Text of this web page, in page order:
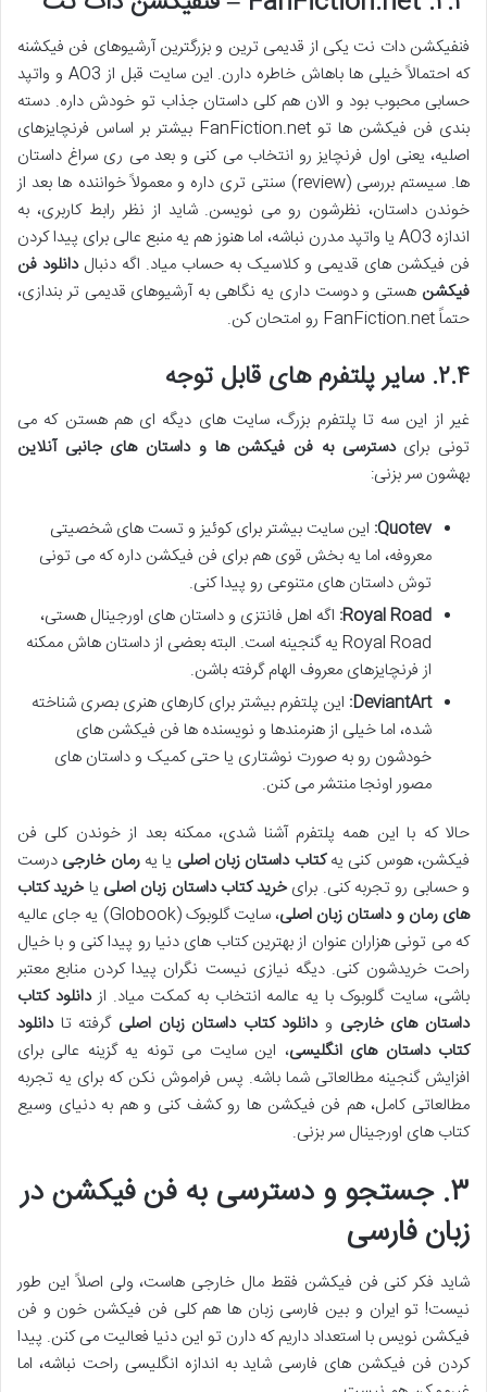
فنفیکشن دات نت یکی از قدیمی ترین و بزرگترین آرشیوهای فن فیکشنه
که احتمالاً خیلی ها باهاش خاطره دارن. این سایت قبل از AO3 و واتپد
حسابی محبوب بود و الان هم کلی داستان جذاب تو خودش داره. دسته
بندی فن فیکشن ها تو FanFiction.net بیشتر بر اساس فرنچایزهای
اصلیه، یعنی اول فرنچایز رو انتخاب می کنی و بعد می ری سراغ داستان
ها. سیستم بررسی (review) سنتی تری داره و معمولاً خواننده ها بعد از
خوندن داستان، نظرشون رو می نویسن. شاید از نظر رابط کاربری، به
اندازه AO3 یا واتپد مدرن نباشه، اما هنوز هم یه منبع عالی برای پیدا کردن
فن فیکشن های قدیمی و کلاسیک به حساب میاد. اگه دنبالدانلود فن
فیکشن هستی و دوست داری یه نگاهی به آرشیوهای قدیمی تر بندازی،
حتماً FanFiction.net رو امتحان کن.
۲.۴. سایر پلتفرم های قابل توجه
غیر از این سه تا پلتفرم بزرگ، سایت های دیگه ای هم هستن که می
تونی برایدسترسی به فن فیکشن ها و داستان های جانبی آنلاین
بهشون سر بزنی:
Quotev: این سایت بیشتر برای کوئیز و تست های شخصیتی
معروفه، اما یه بخش قوی هم برای فن فیکشن داره که می تونی
توش داستان های متنوعی رو پیدا کنی.
Royal Road: اگه اهل فانتزی و داستان های اورجینال هستی،
Royal Road یه گنجینه است. البته بعضی از داستان هاش ممکنه
از فرنچایزهای معروف الهام گرفته باشن.
DeviantArt: این پلتفرم بیشتر برای کارهای هنری بصری شناخته
شده، اما خیلی از هنرمندها و نویسنده ها فن فیکشن های
خودشون رو به صورت نوشتاری یا حتی کمیک و داستان های
مصور اونجا منتشر می کنن.
حالا که با این همه پلتفرم آشنا شدی، ممکنه بعد از خوندن کلی فن
فیکشن، هوس کنی یهکتاب داستان زبان اصلی یا یهرمان خارجی درست
و حسابی رو تجربه کنی. برایخرید کتاب داستان زبان اصلی یاخرید کتاب
های رمان و داستان زبان اصلی
، سایت گلوبوک (Globook) یه جای عالیه
که می تونی هزاران عنوان از بهترین کتاب های دنیا رو پیدا کنی و با خیال
راحت خریدشون کنی. دیگه نیازی نیست نگران پیدا کردن منابع معتبر
باشی، سایت گلوبوک با یه عالمه انتخاب به کمکت میاد. ازدانلود کتاب
داستان های خارجی ودانلود کتاب داستان زبان اصلی گرفته تادانلود
کتاب داستان های انگلیسی، این سایت می تونه یه گزینه عالی برای
افزایش گنجینه مطالعاتی شما باشه. پس فراموش نکن که برای یه تجربه
مطالعاتی کامل، هم فن فیکشن ها رو کشف کنی و هم به دنیای وسیع
کتاب های اورجینال سر بزنی.
۳. جستجو و دسترسی به فن فیکشن در
زبان فارسی
شاید فکر کنی فن فیکشن فقط مال خارجی هاست، ولی اصلاً این طور
نیست! تو ایران و بین فارسی زبان ها هم کلی فن فیکشن خون و فن
فیکشن نویس با استعداد داریم که دارن تو این دنیا فعالیت می کنن. پیدا
کردن فن فیکشن های فارسی شاید به اندازه انگلیسی راحت نباشه، اما